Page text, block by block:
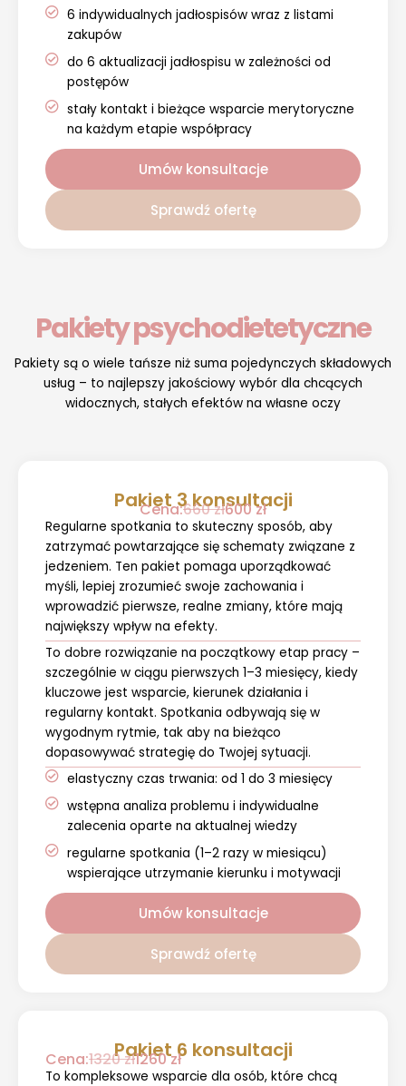
6 indywidualnych jadłospisów wraz z listami
zakupów
do 6 aktualizacji jadłospisu w zależności od
postępów
stały kontakt i bieżące wsparcie merytoryczne
na każdym etapie współpracy
Umów konsultacje
Sprawdź ofertę
Pakiety psychodietetyczne
Pakiety są o wiele tańsze niż suma pojedynczych składowych
usług – to najlepszy jakościowy wybór dla chcących
widocznych, stałych efektów na własne oczy
Pakiet 3 konsultacji
Cena:660 zł600 zł
Regularne spotkania to skuteczny sposób, aby
zatrzymać powtarzające się schematy związane z
jedzeniem. Ten pakiet pomaga uporządkować
myśli, lepiej zrozumieć swoje zachowania i
wprowadzić pierwsze, realne zmiany, które mają
największy wpływ na efekty.
To dobre rozwiązanie na początkowy etap pracy –
szczególnie w ciągu pierwszych 1–3 miesięcy, kiedy
kluczowe jest wsparcie, kierunek działania i
regularny kontakt. Spotkania odbywają się w
wygodnym rytmie, tak aby na bieżąco
dopasowywać strategię do Twojej sytuacji.
elastyczny czas trwania: od 1 do 3 miesięcy
wstępna analiza problemu i indywidualne
zalecenia oparte na aktualnej wiedzy
regularne spotkania (1–2 razy w miesiącu)
wspierające utrzymanie kierunku i motywacji
Umów konsultacje
Sprawdź ofertę
Pakiet 6 konsultacji
Cena:1320 zł1260 zł
To kompleksowe wsparcie dla osób, które chcą